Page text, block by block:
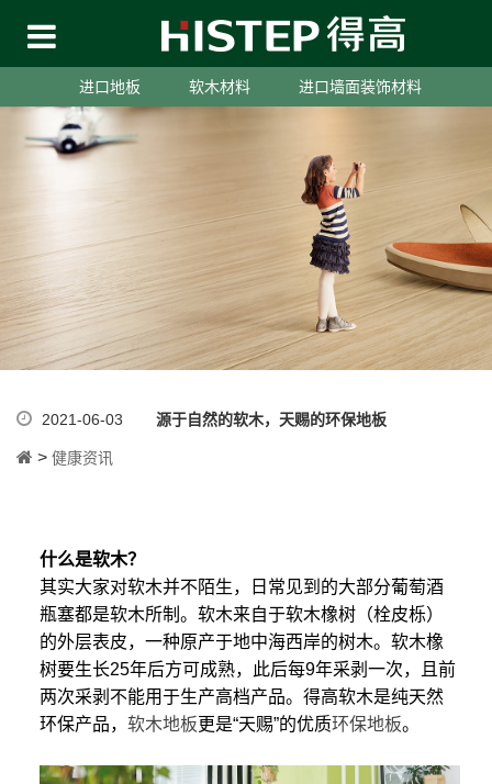
进口地板 软木材料 进口墙面装饰材料
2021-06-03 源于自然的软木，天赐的环保地板
> 健康资讯
什么是软木？
其实大家对软木并不陌生，日常见到的大部分葡萄酒
瓶塞都是软木所制。软木来自于软木橡树（栓皮栎）
的外层表皮，一种原产于地中海西岸的树木。软木橡
树要生长25年后方可成熟，此后每9年采剥一次，且前
两次采剥不能用于生产高档产品。得高软木是纯天然
环保产品，软木地板更是“天赐”的优质环保地板。